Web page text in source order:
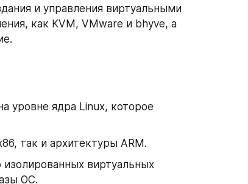
и управления виртуальными
как KVM, VMware и bhyve, а
уровне ядра Linux, которое
так и архитектуры ARM.
виртуальных
ОС.